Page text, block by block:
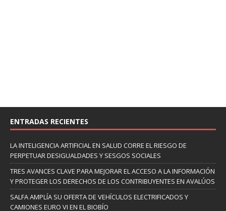
ENTRADAS RECIENTES
LA INTELIGENCIA ARTIFICIAL EN SALUD CORRE EL RIESGO DE
PERPETUAR DESIGUALDADES Y SESGOS SOCIALES
TRES AVANCES CLAVE PARA MEJORAR EL ACCESO A LA INFORMACIÓN
Y PROTEGER LOS DERECHOS DE LOS CONTRIBUYENTES EN AVALÚOS
SALFA AMPLÍA SU OFERTA DE VEHÍCULOS ELECTRIFICADOS Y
CAMIONES EURO VI EN EL BIOBÍO